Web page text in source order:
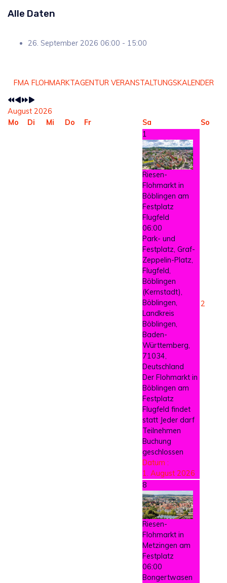
Alle Daten
26. September 2026 06:00 - 15:00
FMA FLOHMARKTAGENTUR VERANSTALTUNGSKALENDER
Vorheriges
Jahr
Vorheriger
Monat
Nächstes
Jahr
Nächstes
Monat
August 2026
Mo
Di Mi Do Fr Sa
So
1
Riesen-
Flohmarkt in
Böblingen am
Festplatz
Flugfeld
06:00
Park- und
Festplatz, Graf-
Zeppelin-Platz,
Flugfeld,
Böblingen
(Kernstadt),
Böblingen,
Landkreis
Böblingen,
Baden-
Württemberg,
71034,
Deutschland
Der Flohmarkt in
Böblingen am
Festplatz
Flugfeld findet
statt Jeder darf
Teilnehmen
Buchung
geschlossen
Datum :
1. August 2026
2
8
Riesen-
Flohmarkt in
Metzingen am
Festplatz
06:00
Bongertwasen